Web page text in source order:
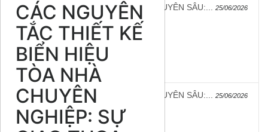
CÁC NGUYÊN
TẮC THIẾT KẾ
BIỂN HIỆU
TÒA NHÀ
CHUYÊN
NGHIỆP: SỰ
✍️ BÀI VIẾT CHUYÊN SÂU:... 25/06/2026
✍️ BÀI VIẾT CHUYÊN SÂU:... 25/06/2026